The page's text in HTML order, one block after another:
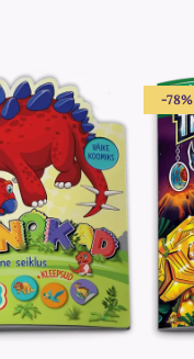
-78%